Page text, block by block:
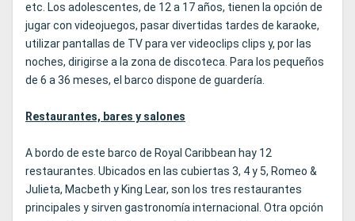
etc. Los adolescentes, de 12 a 17 años, tienen la opción de
jugar con videojuegos, pasar divertidas tardes de karaoke,
utilizar pantallas de TV para ver videoclips clips y, por las
noches, dirigirse a la zona de discoteca. Para los pequeños
de 6 a 36 meses, el barco dispone de guardería.
Restaurantes, bares y salones
A bordo de este barco de Royal Caribbean hay 12
restaurantes. Ubicados en las cubiertas 3, 4 y 5, Romeo &
Julieta, Macbeth y King Lear, son los tres restaurantes
principales y sirven gastronomía internacional. Otra opción